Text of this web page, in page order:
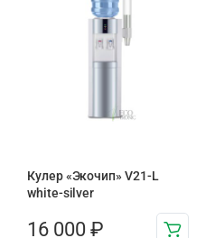
Кулер «Экочип» V21-L
white-silver
16 000 ₽